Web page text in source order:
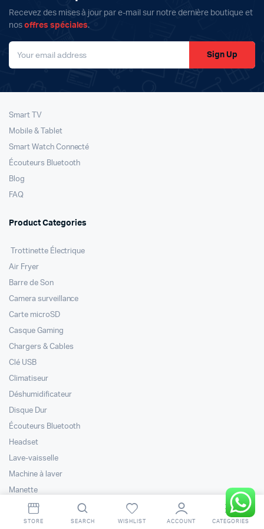
Recevez des mises à jour par e-mail sur notre dernière boutique et
nos offres spéciales.
Sign Up
Smart TV
Mobile & Tablet
Smart Watch Connecté
Écouteurs Bluetooth
Blog
FAQ
Product Categories
Trottinette Électrique
Air Fryer
Barre de Son
Camera surveillance
Carte microSD
Casque Gaming
Chargers & Cables
Clé USB
Climatiseur
Déshumidificateur
Disque Dur
Écouteurs Bluetooth
Headset
Lave-vaisselle
Machine à laver
Manette
Mobile & Tablet
Moniteur Gaming
STORE SEARCH WISHLIST ACCOUNT CATEGORIES